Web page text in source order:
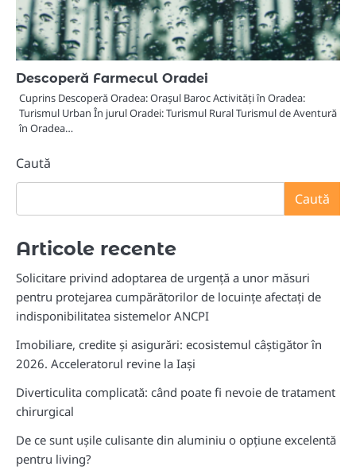
Descoperă Farmecul Oradei
Cuprins Descoperă Oradea: Orașul Baroc Activități în Oradea:
Turismul Urban În jurul Oradei: Turismul Rural Turismul de Aventură
în Oradea…
Caută
Caută
Articole recente
Solicitare privind adoptarea de urgență a unor măsuri
pentru protejarea cumpărătorilor de locuințe afectați de
indisponibilitatea sistemelor ANCPI
Imobiliare, credite și asigurări: ecosistemul câștigător în
2026. Acceleratorul revine la Iași
Diverticulita complicată: când poate fi nevoie de tratament
chirurgical
De ce sunt ușile culisante din aluminiu o opțiune excelentă
pentru living?